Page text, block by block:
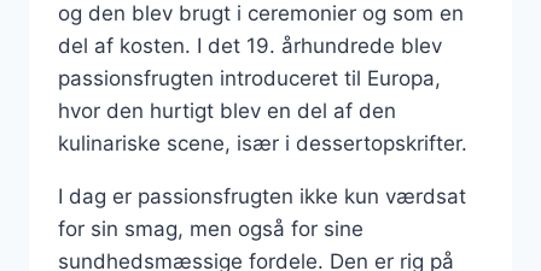
og den blev brugt i ceremonier og som en
del af kosten. I det 19. århundrede blev
passionsfrugten introduceret til Europa,
hvor den hurtigt blev en del af den
kulinariske scene, især i dessertopskrifter.
I dag er passionsfrugten ikke kun værdsat
for sin smag, men også for sine
sundhedsmæssige fordele. Den er rig på